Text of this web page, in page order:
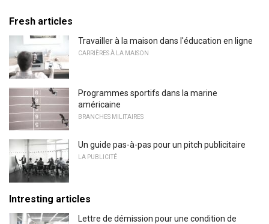
Fresh articles
Travailler à la maison dans l'éducation en ligne
CARRIÈRES À LA MAISON
Programmes sportifs dans la marine
américaine
BRANCHES MILITAIRES
Un guide pas-à-pas pour un pitch publicitaire
LA PUBLICITÉ
Intresting articles
Lettre de démission pour une condition de